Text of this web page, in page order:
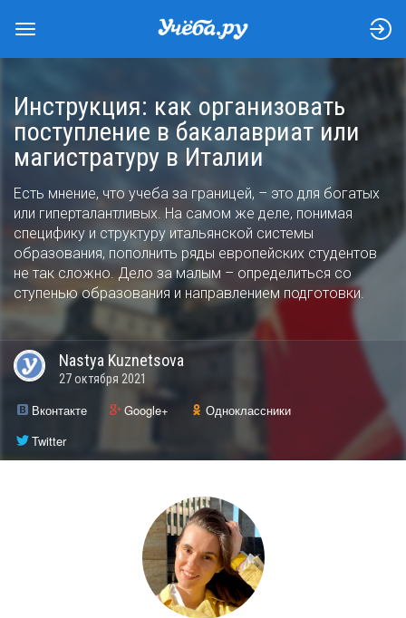
Инструкция: как организовать
поступление в бакалавриат или
магистратуру в Италии
Есть мнение, что учеба за границей, – это для богатых
или гиперталантливых. На самом же деле, понимая
специфику и структуру итальянской системы
образования, пополнить ряды европейских студентов
не так сложно. Дело за малым – определиться со
ступенью образования и направлением подготовки.
Nastya Kuznetsova
27 октября 2021
Вконтакте Google+
Одноклассники
Twitter